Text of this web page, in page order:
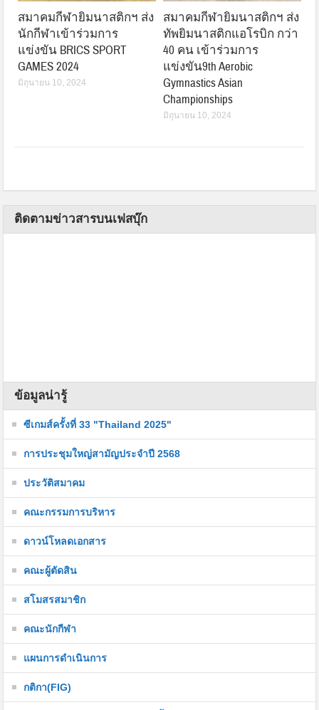
สมาคมกีฬายิมนาสติกฯ ส่ง
นักกีฬาเข้าร่วมการ
แข่งขัน BRICS SPORT
GAMES 2024
มิถุนายน 10, 2024
สมาคมกีฬายิมนาสติกฯ ส่ง
ทัพยิมนาสติกแอโรบิก กว่า
40 คน เข้าร่วมการ
แข่งขัน9th Aerobic
Gymnastics Asian
Championships
มิถุนายน 10, 2024
ติดตามข่าวสารบนเฟสบุ๊ก
ข้อมูลน่ารู้
ซีเกมส์ครั้งที่ 33 "Thailand 2025"
การประชุมใหญ่สามัญประจำปี 2568
ประวัติสมาคม
คณะกรรมการบริหาร
ดาวน์โหลดเอกสาร
คณะผู้ตัดสิน
สโมสรสมาชิก
คณะนักกีฬา
แผนการดำเนินการ
กติกา(FIG)